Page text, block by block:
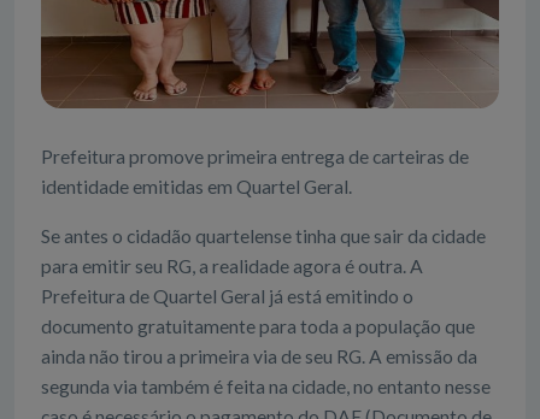
Prefeitura promove primeira entrega de carteiras de
identidade emitidas em Quartel Geral.
Se antes o cidadão quartelense tinha que sair da cidade
para emitir seu RG, a realidade agora é outra. A
Prefeitura de Quartel Geral já está emitindo o
documento gratuitamente para toda a população que
ainda não tirou a primeira via de seu RG. A emissão da
segunda via também é feita na cidade, no entanto nesse